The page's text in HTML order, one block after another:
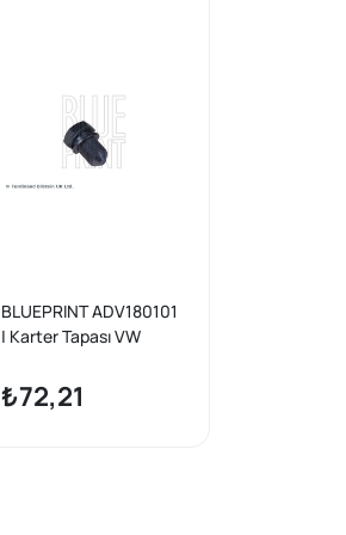
BLUEPRINT ADV180101
| Karter Tapası VW
Golf Passat Polo
Transporter N90813201
₺72,21